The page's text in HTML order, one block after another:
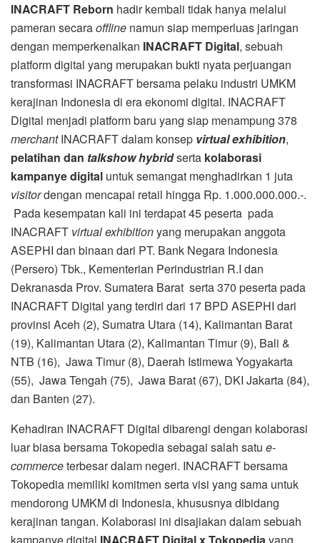
INACRAFT Reborn hadir kembali tidak hanya melalui
pameran secaraoffline namun siap memperluas jaringan
dengan memperkenalkan INACRAFT Digital, sebuah
platform digital yang merupakan bukti nyata perjuangan
transformasi INACRAFT bersama pelaku industri UMKM
kerajinan Indonesia di era ekonomi digital. INACRAFT
Digital menjadi platform baru yang siap menampung 378
merchantINACRAFT dalam konsep virtual exhibition,
pelatihan dan talkshow hybridserta kolaborasi
kampanye digital untuk semangat menghadirkan 1 juta
visitordengan mencapai retail hingga Rp. 1.000.000.000.-.
Pada kesempatan kali ini terdapat 45 peserta pada
INACRAFT virtual exhibitionyang merupakan anggota
ASEPHI dan binaan dari PT. Bank Negara Indonesia
(Persero) Tbk., Kementerian Perindustrian R.I dan
Dekranasda Prov. Sumatera Barat serta 370 peserta pada
INACRAFT Digital yang terdiri dari 17 BPD ASEPHI dari
provinsi Aceh (2), Sumatra Utara (14), Kalimantan Barat
(19), Kalimantan Utara (2), Kalimantan Timur (9), Bali &
NTB (16), Jawa Timur (8), Daerah Istimewa Yogyakarta
(55), Jawa Tengah (75), Jawa Barat (67), DKI Jakarta (84),
dan Banten (27).
Kehadiran INACRAFT Digital dibarengi dengan kolaborasi
luar biasa bersama Tokopedia sebagai salah satu e-
commerceterbesar dalam negeri. INACRAFT bersama
Tokopedia memiliki komitmen serta visi yang sama untuk
mendorong UMKM di Indonesia, khususnya dibidang
kerajinan tangan. Kolaborasi ini disajiakan dalam sebuah